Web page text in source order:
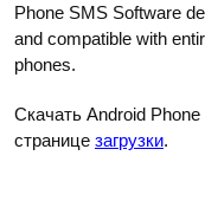
Phone SMS Software
and compatible with
phones.
Скачать Android
странице загрузки.